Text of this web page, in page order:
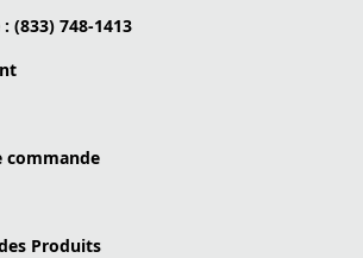
(833) 748-1413
commande
Produits